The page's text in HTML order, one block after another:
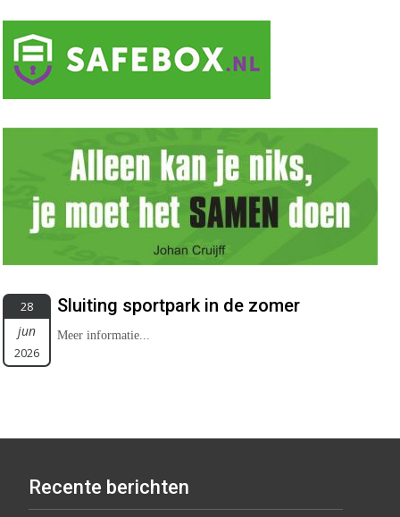
28
jun
2026
Sluiting sportpark in de zomer
Meer informatie...
Recente berichten